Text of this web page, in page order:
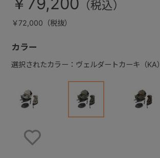
￥72,000（税抜）
カラー
選択されたカラー：ヴェルダートカーキ（KA）